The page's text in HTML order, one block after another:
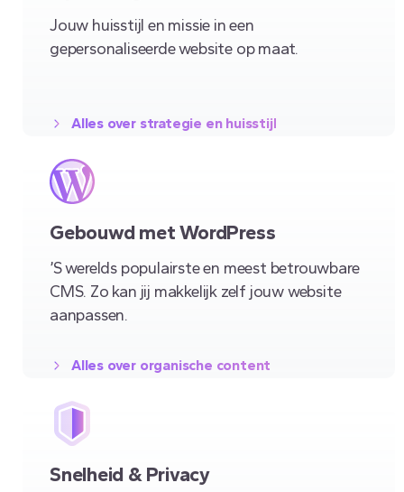
Jouw huisstijl en missie in een
gepersonaliseerde website op maat.
Alles over strategie en huisstijl
Gebouwd met WordPress
’S werelds populairste en meest betrouwbare
CMS. Zo kan jij makkelijk zelf jouw website
aanpassen.
Alles over organische content
Snelheid & Privacy